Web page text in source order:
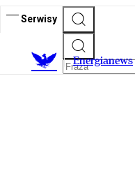
Serwisy
Energianews